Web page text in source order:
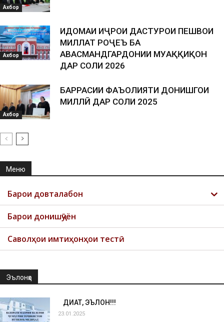
Ахбор
Ахбор
ИДОМАИ ИҶРОИ ДАСТУРҲОИ ПЕШВОИ
МИЛЛАТ РОҶЕЪ БА
ҲАВАСМАНДГАРДОНИИ МУҲАҚҚИҚОН
ДАР СОЛИ 2026
Ахбор
БАРРАСИИ ФАЪОЛИЯТИ ДОНИШГОҲИ
МИЛЛӢ ДАР СОЛИ 2025
Меню
Барои довталабон
Барои донишҷӯён
Саволҳои имтиҳонҳои тестӣ
Эълонҳо
ДИҚҚАТ, ЭЪЛОН!!!
23.01.2025